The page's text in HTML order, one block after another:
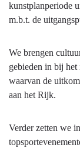
kunstplanperiode
m.b.t. de
We brengen
gebieden in bij
waarvan de
aan het Rijk.
Verder zetten we